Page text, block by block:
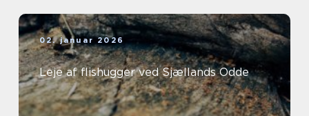
02. januar 2026
Leje af flishugger ved Sjællands Odde